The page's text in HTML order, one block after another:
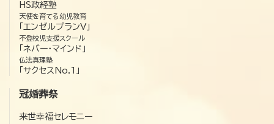
HS政経塾
天使を育てる幼児教育
「エンゼルプランV」
不登校児支援スクール
「ネバー・マインド」
仏法真理塾
「サクセスNo.1」
冠婚葬祭
来世幸福セレモニー